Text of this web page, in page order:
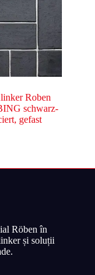
Roben
schwarz-
gefast
Röben în
și soluții